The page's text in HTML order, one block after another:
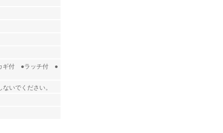
ギ付 ●ラッチ付 ●
いでください。